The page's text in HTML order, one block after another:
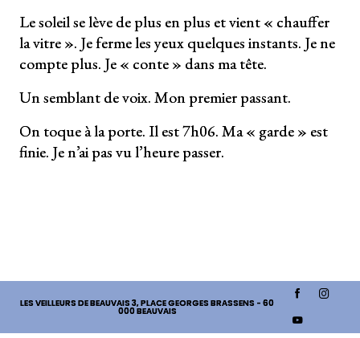
Le soleil se lève de plus en plus et vient « chauffer
la vitre ». Je ferme les yeux quelques instants. Je ne
compte plus. Je « conte » dans ma tête.
Un semblant de voix. Mon premier passant.
On toque à la porte. Il est 7h06. Ma « garde » est
finie. Je n’ai pas vu l’heure passer.
LES VEILLEURS DE BEAUVAIS 3, PLACE GEORGES BRASSENS - 60
000 BEAUVAIS